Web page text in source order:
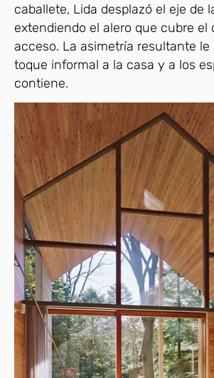
caballete, Lida desplazó el eje de
extendiendo el alero que cubre el
acceso. La asimetría resultante le
toque informal a la casa y a los
contiene.